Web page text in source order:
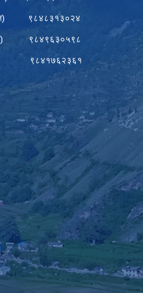
९८४८३१३०२४
९८४९६३०५९८
९८४१७६२३६१